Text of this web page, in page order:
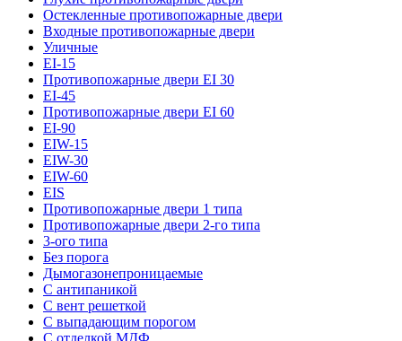
Остекленные противопожарные двери
Входные противопожарные двери
Уличные
EI-15
Противопожарные двери EI 30
EI-45
Противопожарные двери EI 60
EI-90
EIW-15
EIW-30
EIW-60
EIS
Противопожарные двери 1 типа
Противопожарные двери 2-го типа
3-ого типа
Без порога
Дымогазонепроницаемые
С антипаникой
С вент решеткой
С выпадающим порогом
С отделкой МДФ